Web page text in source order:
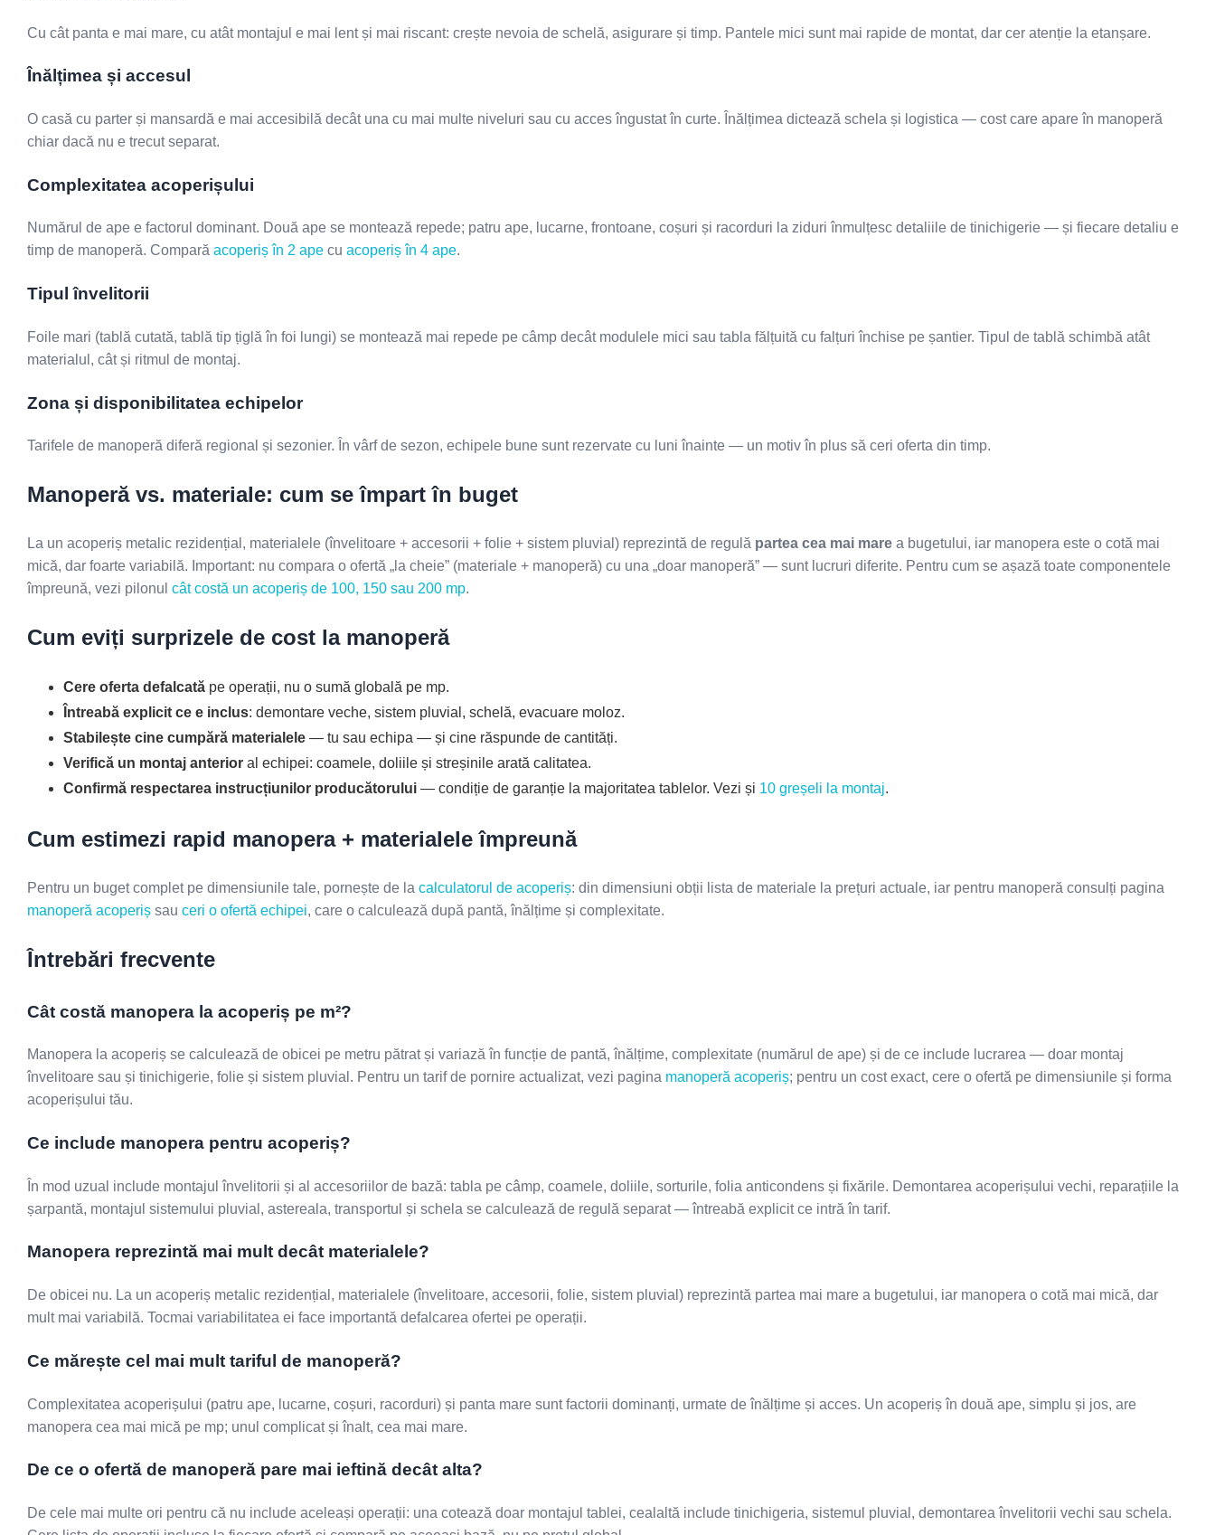
Cu cât panta e mai mare, cu atât montajul e mai lent și mai riscant: crește nevoia de schelă, asigurare și timp. Pantele mici sunt mai rapide de montat, dar cer atenție la etanșare.
Înălțimea și accesul
O casă cu parter și mansardă e mai accesibilă decât una cu mai multe niveluri sau cu acces îngustat în curte. Înălțimea dictează schela și logistica — cost care apare în manoperă
chiar dacă nu e trecut separat.
Complexitatea acoperișului
Numărul de ape e factorul dominant. Două ape se montează repede; patru ape, lucarne, frontoane, coșuri și racorduri la ziduri înmulțesc detaliile de tinichigerie — și fiecare detaliu e
timp de manoperă. Compară acoperiș în 2 ape cu acoperiș în 4 ape.
Tipul învelitorii
Foile mari (tablă cutată, tablă tip țiglă în foi lungi) se montează mai repede pe câmp decât modulele mici sau tabla fălțuită cu falțuri închise pe șantier. Tipul de tablă schimbă atât
materialul, cât și ritmul de montaj.
Zona și disponibilitatea echipelor
Tarifele de manoperă diferă regional și sezonier. În vârf de sezon, echipele bune sunt rezervate cu luni înainte — un motiv în plus să ceri oferta din timp.
Manoperă vs. materiale: cum se împart în buget
La un acoperiș metalic rezidențial, materialele (învelitoare + accesorii + folie + sistem pluvial) reprezintă de regulă partea cea mai mare a bugetului, iar manopera este o cotă mai
mică, dar foarte variabilă. Important: nu compara o ofertă „la cheie” (materiale + manoperă) cu una „doar manoperă” — sunt lucruri diferite. Pentru cum se așază toate componentele
împreună, vezi pilonul cât costă un acoperiș de 100, 150 sau 200 mp.
Cum eviți surprizele de cost la manoperă
Cere oferta defalcată pe operații, nu o sumă globală pe mp.
Întreabă explicit ce e inclus: demontare veche, sistem pluvial, schelă, evacuare moloz.
Stabilește cine cumpără materialele — tu sau echipa — și cine răspunde de cantități.
Verifică un montaj anterior al echipei: coamele, doliile și streșinile arată calitatea.
Confirmă respectarea instrucțiunilor producătorului — condiție de garanție la majoritatea tablelor. Vezi și 10 greșeli la montaj.
Cum estimezi rapid manopera + materialele împreună
Pentru un buget complet pe dimensiunile tale, pornește de la calculatorul de acoperiș: din dimensiuni obții lista de materiale la prețuri actuale, iar pentru manoperă consulți pagina
manoperă acoperiș sau ceri o ofertă echipei, care o calculează după pantă, înălțime și complexitate.
Întrebări frecvente
Cât costă manopera la acoperiș pe m²?
Manopera la acoperiș se calculează de obicei pe metru pătrat și variază în funcție de pantă, înălțime, complexitate (numărul de ape) și de ce include lucrarea — doar montaj
învelitoare sau și tinichigerie, folie și sistem pluvial. Pentru un tarif de pornire actualizat, vezi pagina manoperă acoperiș; pentru un cost exact, cere o ofertă pe dimensiunile și forma
acoperișului tău.
Ce include manopera pentru acoperiș?
În mod uzual include montajul învelitorii și al accesoriilor de bază: tabla pe câmp, coamele, doliile, sorturile, folia anticondens și fixările. Demontarea acoperișului vechi, reparațiile la
șarpantă, montajul sistemului pluvial, astereala, transportul și schela se calculează de regulă separat — întreabă explicit ce intră în tarif.
Manopera reprezintă mai mult decât materialele?
De obicei nu. La un acoperiș metalic rezidențial, materialele (învelitoare, accesorii, folie, sistem pluvial) reprezintă partea mai mare a bugetului, iar manopera o cotă mai mică, dar
mult mai variabilă. Tocmai variabilitatea ei face importantă defalcarea ofertei pe operații.
Ce mărește cel mai mult tariful de manoperă?
Complexitatea acoperișului (patru ape, lucarne, coșuri, racorduri) și panta mare sunt factorii dominanți, urmate de înălțime și acces. Un acoperiș în două ape, simplu și jos, are
manopera cea mai mică pe mp; unul complicat și înalt, cea mai mare.
De ce o ofertă de manoperă pare mai ieftină decât alta?
De cele mai multe ori pentru că nu include aceleași operații: una cotează doar montajul tablei, cealaltă include tinichigeria, sistemul pluvial, demontarea învelitorii vechi sau schela.